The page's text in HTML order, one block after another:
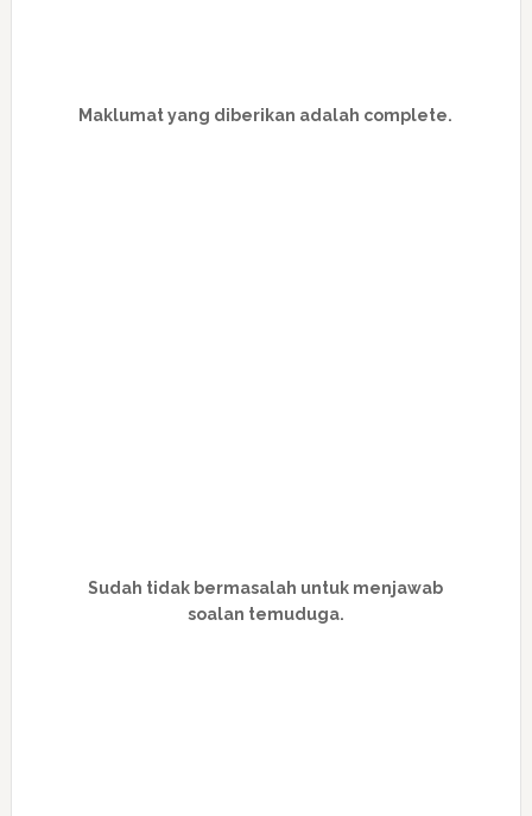
Maklumat yang diberikan adalah complete.
Sudah tidak bermasalah untuk menjawab
soalan temuduga.